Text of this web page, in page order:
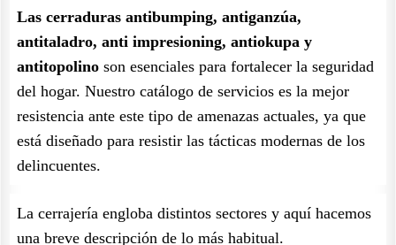
Las cerraduras antibumping, antiganzúa,
antitaladro, anti impresioning, antiokupa y
antitopolino son esenciales para fortalecer la seguridad
del hogar. Nuestro catálogo de servicios es la mejor
resistencia ante este tipo de amenazas actuales, ya que
está diseñado para resistir las tácticas modernas de los
delincuentes.
La cerrajería engloba distintos sectores y aquí hacemos
una breve descripción de lo más habitual.